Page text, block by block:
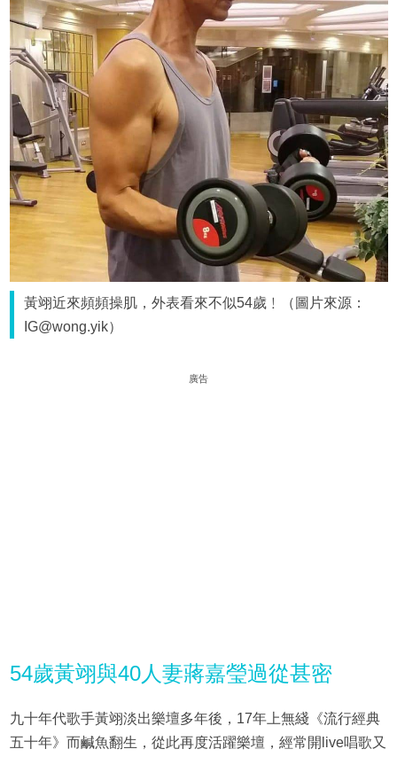
黃翊近來頻頻操肌，外表看來不似54歲﹗（圖片來源：
IG@wong.yik）
廣告
54歲黃翊與40人妻蔣嘉瑩過從甚密
九十年代歌手黃翊淡出樂壇多年後，17年上無綫《流行經典
五十年》而鹹魚翻生，從此再度活躍樂壇，經常開live唱歌又